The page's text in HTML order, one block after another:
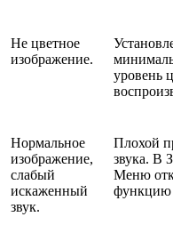
Не цветное
изображение.
уровень
Нормальное
изображение,
слабый
искаженный
звук.
Плохой
звука. В
Меню
функцию